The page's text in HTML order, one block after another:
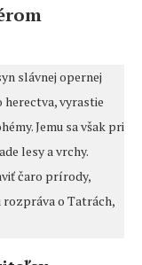
slávnej opernej
herectva, vyrastie
Jemu sa však pri
lesy a vrchy.
čaro prírody,
rozpráva o Tatrách,